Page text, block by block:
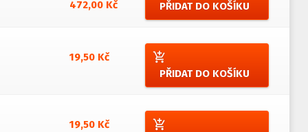
472,00 Kč
PŘIDAT DO KOŠÍKU
19,50 Kč add_shopping_cart
PŘIDAT DO KOŠÍKU
19,50 Kč add_shopping_cart